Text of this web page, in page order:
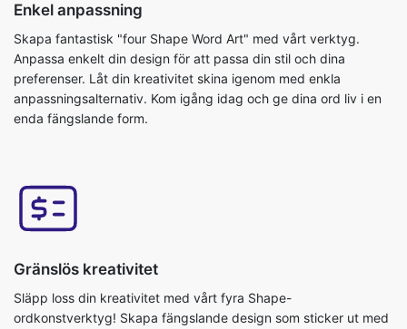
Enkel anpassning
Skapa fantastisk "four Shape Word Art" med vårt verktyg.
Anpassa enkelt din design för att passa din stil och dina
preferenser. Låt din kreativitet skina igenom med enkla
anpassningsalternativ. Kom igång idag och ge dina ord liv i en
enda fängslande form.
Gränslös kreativitet
Släpp loss din kreativitet med vårt fyra Shape-
ordkonstverktyg! Skapa fängslande design som sticker ut med